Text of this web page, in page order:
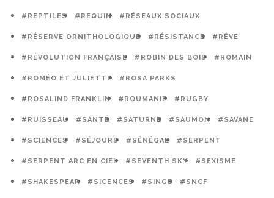
#REPTILES #REQUIN #RÉSEAUX SOCIAUX
#RÉSERVE ORNITHOLOGIQUE #RÉSISTANCE #RÊVE
#RÉVOLUTION FRANÇAISE #ROBIN DES BOIS #ROMAIN
#ROMÉO ET JULIETTE #ROSA PARKS
#ROSALIND FRANKLIN #ROUMANIE #RUGBY
#RUISSEAU #SANTÉ #SATURNE #SAUMON #SAVANE
#SCIENCES #SÉJOURS #SÉNÉGAL #SERPENT
#SERPENT ARC EN CIEL #SEVENTH SKY #SEXISME
#SHAKESPEAR #SICENCES #SINGE #SNCF